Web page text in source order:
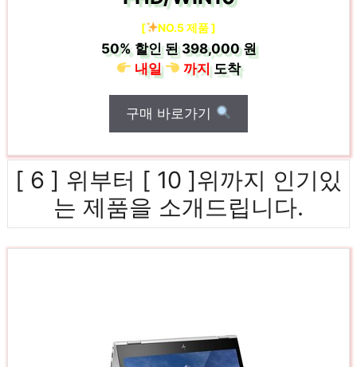
[ NO.5 제품 ]
50%할인 된398,000 원
내일
까지도착
구매 바로가기
[ 6 ] 위부터 [ 10 ]위까지 인기있
는 제품을 소개드립니다.